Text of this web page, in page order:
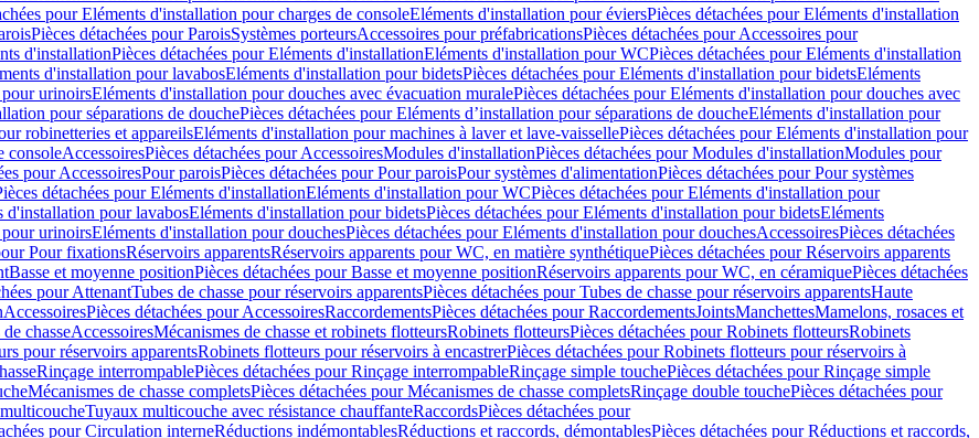
pour Eléments d'installation pour charges de consoleEléments d'installation pour éviersPièces détachées pour Eléments d'installation
Pièces détachées pour ParoisSystèmes porteursAccessoires pour préfabricationsPièces détachées pour Accessoires pour
d'installationPièces détachées pour Eléments d'installationEléments d'installation pour WCPièces détachées pour Eléments d'installation
d'installation pour lavabosEléments d'installation pour bidetsPièces détachées pour Eléments d'installation pour bidetsEléments
pour urinoirsEléments d'installation pour douches avec évacuation muralePièces détachées pour Eléments d'installation pour douches avec
pour séparations de douchePièces détachées pour Eléments d’installation pour séparations de doucheEléments d'installation pour
robinetteries et appareilsEléments d'installation pour machines à laver et lave-vaissellePièces détachées pour Eléments d'installation pour
consoleAccessoiresPièces détachées pour AccessoiresModules d'installationPièces détachées pour Modules d'installationModules pour
pour AccessoiresPour paroisPièces détachées pour Pour paroisPour systèmes d'alimentationPièces détachées pour Pour systèmes
détachées pour Eléments d'installationEléments d'installation pour WCPièces détachées pour Eléments d'installation pour
d'installation pour lavabosEléments d'installation pour bidetsPièces détachées pour Eléments d'installation pour bidetsEléments
pour urinoirsEléments d'installation pour douchesPièces détachées pour Eléments d'installation pour douchesAccessoiresPièces détachées
Pour fixationsRéservoirs apparentsRéservoirs apparents pour WC, en matière synthétiquePièces détachées pour Réservoirs apparents
Basse et moyenne positionPièces détachées pour Basse et moyenne positionRéservoirs apparents pour WC, en céramiquePièces détachées
pour AttenantTubes de chasse pour réservoirs apparentsPièces détachées pour Tubes de chasse pour réservoirs apparentsHaute
AccessoiresPièces détachées pour AccessoiresRaccordementsPièces détachées pour RaccordementsJointsManchettesMamelons, rosaces et
chasseAccessoiresMécanismes de chasse et robinets flotteursRobinets flotteursPièces détachées pour Robinets flotteursRobinets
pour réservoirs apparentsRobinets flotteurs pour réservoirs à encastrerPièces détachées pour Robinets flotteurs pour réservoirs à
Rinçage interrompablePièces détachées pour Rinçage interrompableRinçage simple touchePièces détachées pour Rinçage simple
Mécanismes de chasse completsPièces détachées pour Mécanismes de chasse completsRinçage double touchePièces détachées pour
Tuyaux multicouche avec résistance chauffanteRaccordsPièces détachées pour
pour Circulation interneRéductions indémontablesRéductions et raccords, démontablesPièces détachées pour Réductions et raccords,